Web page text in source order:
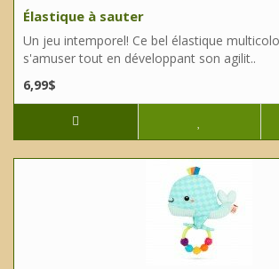
Élastique à sauter
Un jeu intemporel! Ce bel élastique
s'amuser tout en développant son agilit..
6,99$